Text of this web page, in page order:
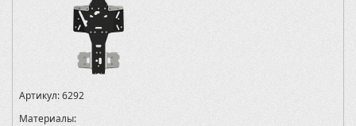
Артикул:6292
Материалы: